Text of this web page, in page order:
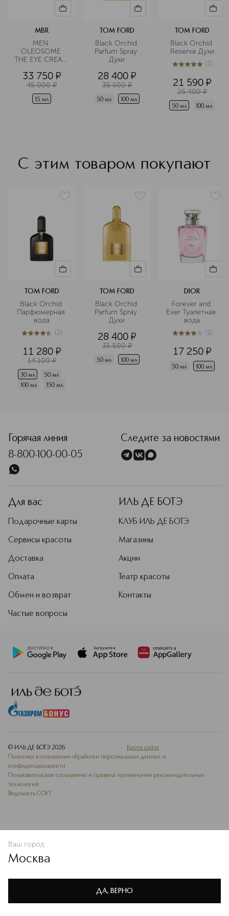
Политике конфиденциальности
MBR
MEN
OLEOSOME
THE EYE CREAM
области вокруг
глаз
разглаживающий
33 750 ¤
45 000 ¤
15 мл
TOM FORD
Black Orchid
Parfum Spray
Духи
28 400 ¤
35 500 ¤
50 мл 100 мл
TOM FORD
Black Orchid
Reserve Духи
5из 51 (1)
21 590 ¤
25 400 ¤
50 мл 100 мл
С этим товаром покупают
TOM FORD
Black Orchid
Парфюмерная
вода
4.5из52 (2)
11 280 ¤
14 100 ¤
30 мл
50 мл
100 мл
150 мл
TOM FORD
Black Orchid
Parfum Spray
Духи
28 400 ¤
35 500 ¤
50 мл 100 мл
DIOR
Forever and
Ever Туалетная
вода
4из 51 (1)
17 250 ¤
50 мл 100 мл
В КОРЗИНУ
Горячая линия
8-800-100-00-05
Следите за новостями
Для вас
Подарочные карты
Сервисы красоты
Доставка
Оплата
Обмен и возврат
Частые вопросы
ИЛЬ ДЕ БОТЭ
КЛУБ ИЛЬ ДЕ БОТЭ
Магазины
Акции
Театр красоты
Контакты
© ИЛЬ ДЕ БОТЭ 2026
Карта сайта
Политика в отношении обработки персональных данных и
конфиденциальности
Пользовательское соглашение и правила применения рекомендательных
технологий
Ведомость СОУТ
Ваш город
Москва
ДА, ВЕРНО